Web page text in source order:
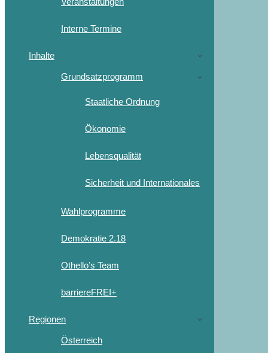
Interne Termine
Inhalte
Grundsatzprogramm
Staatliche Ordnung
Ökonomie
Lebensqualität
Sicherheit und Internationales
Wahlprogramme
Demokratie 2.18
Othello’s Team
barriereFREI+
Regionen
Österreich